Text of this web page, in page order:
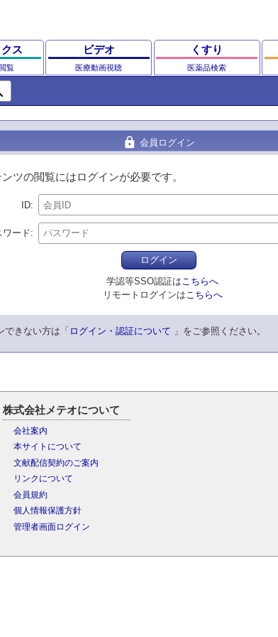
ス
覧
ビデオ
医療動画視聴
くすり
医薬品検索
lock 会員ログイン
ツの閲覧にはログインが必要です。
ID
ワード
ログイン
学認等SSO認証は こちらへ
リモートログインは こちらへ
できない方は「 ログイン・認証について 」をご参照ください。
株式会社メテオについて
会社案内
本サイトについて
文献配信契約のご案内
リンクについて
会員規約
個人情報保護方針
管理者画面ログイン